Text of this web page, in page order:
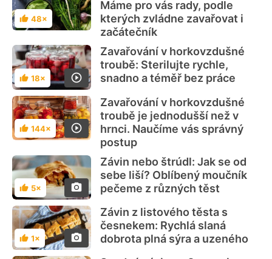
Hodnocení
48×
Máme pro vás rady, podle
kterých zvládne zavařovat i
začátečník
Hodnocení
18×
Zavařování v horkovzdušné
troubě: Sterilujte rychle,
snadno a téměř bez práce
Hodnocení
144×
Zavařování v horkovzdušné
troubě je jednodušší než v
hrnci. Naučíme vás správný
postup
Hodnocení
5×
Závin nebo štrúdl: Jak se od
sebe liší? Oblíbený moučník
pečeme z různých těst
Hodnocení
1×
Závin z listového těsta s
česnekem: Rychlá slaná
dobrota plná sýra a uzeného